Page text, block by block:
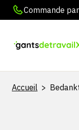
Commande
Accueil >